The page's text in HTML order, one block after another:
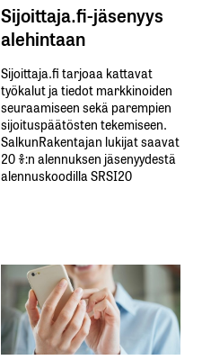
Sijoittaja.fi-jäsenyys
alehintaan
Sijoittaja.fi tarjoaa kattavat
työkalut ja tiedot markkinoiden
seuraamiseen sekä parempien
sijoituspäätösten tekemiseen.
SalkunRakentajan lukijat saavat
20 %:n alennuksen jäsenyydestä
alennuskoodilla SRSI20